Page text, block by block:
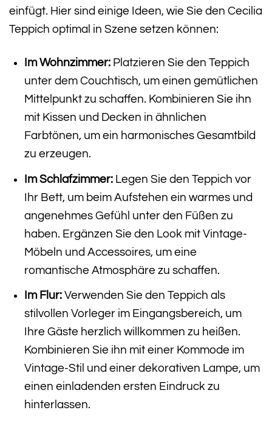
einfügt. Hier sind einige Ideen, wie Sie den Cecilia
Teppich optimal in Szene setzen können:
Im Wohnzimmer:Platzieren Sie den Teppich
unter dem Couchtisch, um einen gemütlichen
Mittelpunkt zu schaffen. Kombinieren Sie ihn
mit Kissen und Decken in ähnlichen
Farbtönen, um ein harmonisches Gesamtbild
zu erzeugen.
Im Schlafzimmer:Legen Sie den Teppich vor
Ihr Bett, um beim Aufstehen ein warmes und
angenehmes Gefühl unter den Füßen zu
haben. Ergänzen Sie den Look mit Vintage-
Möbeln und Accessoires, um eine
romantische Atmosphäre zu schaffen.
Im Flur:Verwenden Sie den Teppich als
stilvollen Vorleger im Eingangsbereich, um
Ihre Gäste herzlich willkommen zu heißen.
Kombinieren Sie ihn mit einer Kommode im
Vintage-Stil und einer dekorativen Lampe, um
einen einladenden ersten Eindruck zu
hinterlassen.